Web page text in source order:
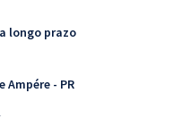
longo prazo
Ampére - PR